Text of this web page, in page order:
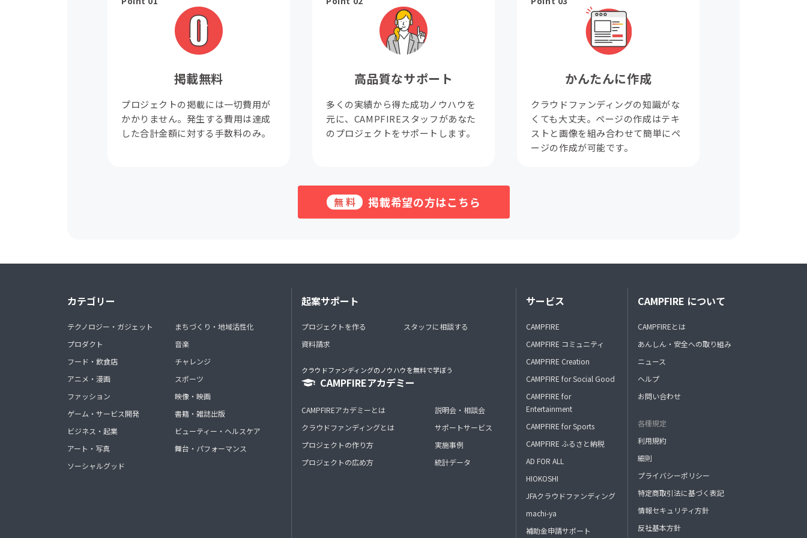
掲載無料
プロジェクトの掲載には一切費用が
かかりません。発生する費用は達成
した合計金額に対する手数料のみ。
高品質なサポート
多くの実績から得た成功ノウハウを
元に、CAMPFIREスタッフがあなた
のプロジェクトをサポートします。
かんたんに作成
クラウドファンディングの知識がな
くても大丈夫。ページの作成はテキ
ストと画像を組み合わせて簡単にペ
ージの作成が可能です。
無料 掲載希望の方はこちら
カテゴリー
テクノロジー・ガジェット
プロダクト
フード・飲食店
アニメ・漫画
ファッション
ゲーム・サービス開発
ビジネス・起業
アート・写真
ソーシャルグッド
まちづくり・地域活性化
音楽
チャレンジ
スポーツ
映像・映画
書籍・雑誌出版
ビューティー・ヘルスケア
舞台・パフォーマンス
起案サポート
プロジェクトを作る
資料請求
スタッフに相談する
クラウドファンディングのノウハウを無料で学ぼう
CAMPFIREアカデミー
CAMPFIREアカデミーとは
クラウドファンディングとは
プロジェクトの作り方
プロジェクトの広め方
説明会・相談会
サポートサービス
実施事例
統計データ
サービス
CAMPFIRE
CAMPFIRE コミュニティ
CAMPFIRE Creation
CAMPFIRE for Social Good
CAMPFIRE for
Entertainment
CAMPFIRE for Sports
CAMPFIRE ふるさと納税
AD FOR ALL
HIOKOSHI
JFAクラウドファンディング
machi-ya
補助金申請サポート
CAMPFIRE について
CAMPFIREとは
あんしん・安全への取り組み
ニュース
ヘルプ
お問い合わせ
各種規定
利用規約
細則
プライバシーポリシー
特定商取引法に基づく表記
情報セキュリティ方針
反社基本方針